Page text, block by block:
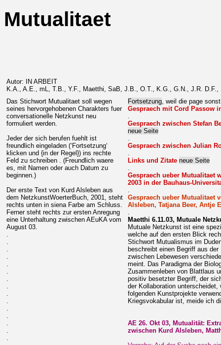
Mutualitaet
Autor: IN ARBEIT
K.A., A.E., mL, T.B., Y.F., Maetthi, SaB, J.B., O.T., K.G., G.N., J.R. D.F.,
Das Stichwort Mutualitaet soll wegen
seines hervorgehobenen Charakters fuer
conversationelle Netzkunst neu
formuliert werden.
Jeder der sich berufen fuehlt ist
freundlich eingeladen (‘Fortsetzung‘
klicken und {in der Regel}) ins rechte
Feld zu schreiben . (Freundlich waere
es, mit Namen oder auch Datum zu
beginnen.)
Der erste Text von Kurd Alsleben aus
dem NetzkunstWoerterBuch, 2001, steht
rechts unten in siena Farbe am Schluss.
Ferner steht rechts zur ersten Anregung
eine Unterhaltung zwischen AEuKA vom
August 03.
.
.
.
.
.
.
.
.
.
.
.
.
.
.
.
Fortsetzung, weil die page
Gespraech mit Cord Passow
.
Gespraech zwischen Stefan
neue Seite
.
Gespraech zwischen Julian
.
Links und Zitate neue Seite
.
Gespraech ueber Mutualitaet
2003 in der Bauhaus-
.
Gespraech ueber Mutualitaet
Alsleben, Tatjana Beer, Antje
.
Maetthi 6.11.03, Mutuale
Mutuale Netzkunst ist eine
welche auf den ersten Blick
Stichwort Mutualismus im
beschreibt einen Begriff aus
zwischen Lebewesen
meint. Das Paradigma der
Zusammenleben von Blattlaus
positiv besetzter Begriff, der
der Kollaboration unterscheidet,
folgenden Kunstprojekte
Kriegsvokabular ist, meide ich
AE 26. Okt 03, Mutualität:
zwischen Kurd Alsleben,